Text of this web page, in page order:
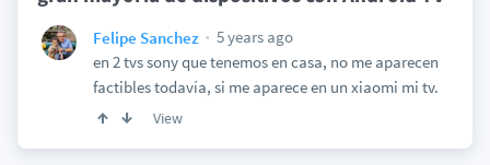
Felipe Sanchez
5 years ago
en 2 tvs sony que tenemos en casa, no me aparecen
factibles todavía, si me aparece en un xiaomi mi tv.
View